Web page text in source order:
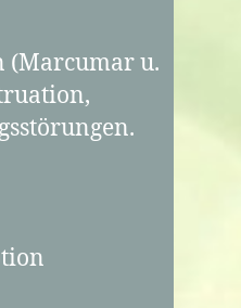
(Marcumar u.